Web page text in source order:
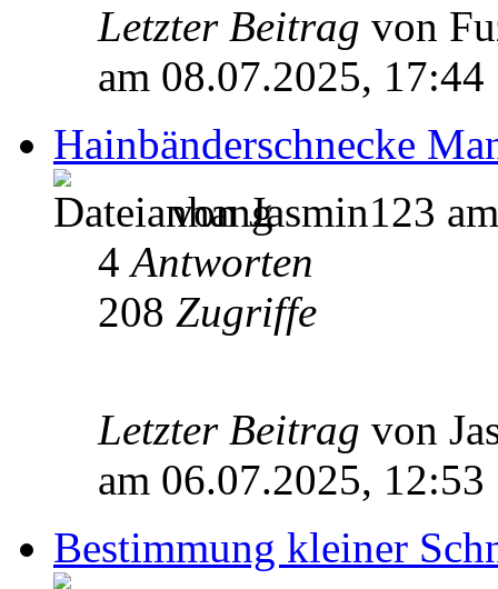
Letzter Beitrag von
am 08.07.2025, 17:44
Hainbänderschnecke
von Jasmin123
4Antworten
208 Zugriffe
Letzter Beitrag von
am 06.07.2025, 12:53
Bestimmung kleiner